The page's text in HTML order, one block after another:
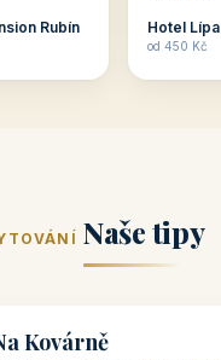
Rubín Hotel Lípa
od 450 Kč
Naše tipy
Kovárně